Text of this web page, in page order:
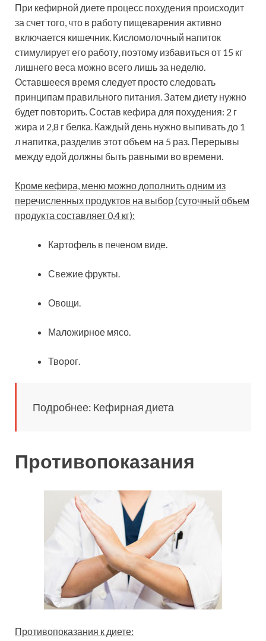
При кефирной диете процесс похудения происходит
за счет того, что в работу пищеварения активно
включается кишечник. Кисломолочный напиток
стимулирует его работу, поэтому избавиться от 15 кг
лишнего веса можно всего лишь за неделю.
Оставшееся время следует просто следовать
принципам правильного питания. Затем диету нужно
будет повторить. Состав кефира для похудения: 2 г
жира и 2,8 г белка. Каждый день нужно выпивать до 1
л напитка, разделив этот объем на 5 раз. Перерывы
между едой должны быть равными во времени.
Кроме кефира, меню можно дополнить одним из
перечисленных продуктов на выбор (суточный объем
продукта составляет 0,4 кг):
Картофель в печеном виде.
Свежие фрукты.
Овощи.
Маложирное мясо.
Творог.
Подробнее: Кефирная диета
Противопоказания
Противопоказания к диете: